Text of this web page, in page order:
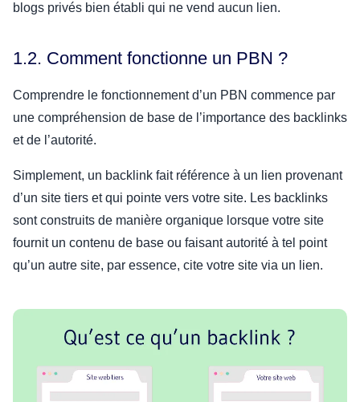
blogs privés bien établi qui ne vend aucun lien.
1.2. Comment fonctionne un PBN ?
Comprendre le fonctionnement d’un PBN commence par
une compréhension de base de l’importance des backlinks
et de l’autorité.
Simplement, un backlink fait référence à un lien provenant
d’un site tiers et qui pointe vers votre site. Les backlinks
sont construits de manière organique lorsque votre site
fournit un contenu de base ou faisant autorité à tel point
qu’un autre site, par essence, cite votre site via un lien.